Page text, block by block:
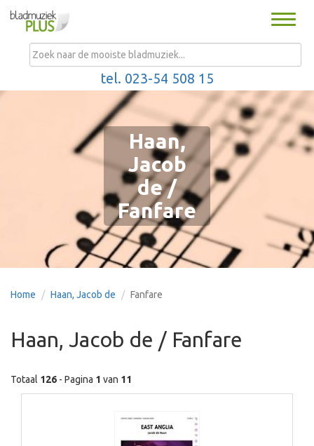
Toggle
tel. 023-54 508 15
MENU
Haan,
Jacob
de /
Fanfare
Home Haan, Jacob de Fanfare
Haan, Jacob de / Fanfare
Totaal 126 - Pagina 1 van 11